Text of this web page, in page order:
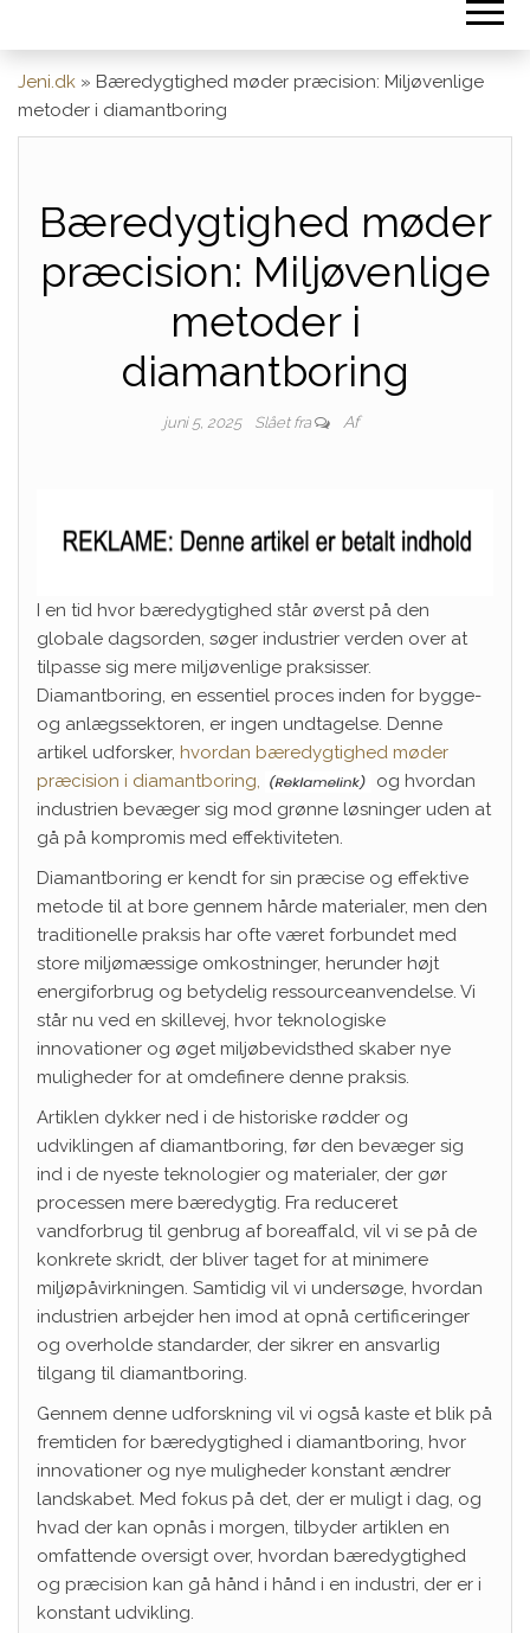
Jeni.dk » Bæredygtighed møder præcision: Miljøvenlige
metoder i diamantboring
Bæredygtighed møder
præcision: Miljøvenlige
metoder i
diamantboring
juni 5, 2025 Slået fra Af
I en tid hvor bæredygtighed står øverst på den
globale dagsorden, søger industrier verden over at
tilpasse sig mere miljøvenlige praksisser.
Diamantboring, en essentiel proces inden for bygge-
og anlægssektoren, er ingen undtagelse. Denne
artikel udforsker, hvordan bæredygtighed møder
præcision i diamantboring,
og hvordan
industrien bevæger sig mod grønne løsninger uden at
gå på kompromis med effektiviteten.
Diamantboring er kendt for sin præcise og effektive
metode til at bore gennem hårde materialer, men den
traditionelle praksis har ofte været forbundet med
store miljømæssige omkostninger, herunder højt
energiforbrug og betydelig ressourceanvendelse. Vi
står nu ved en skillevej, hvor teknologiske
innovationer og øget miljøbevidsthed skaber nye
muligheder for at omdefinere denne praksis.
Artiklen dykker ned i de historiske rødder og
udviklingen af diamantboring, før den bevæger sig
ind i de nyeste teknologier og materialer, der gør
processen mere bæredygtig. Fra reduceret
vandforbrug til genbrug af boreaffald, vil vi se på de
konkrete skridt, der bliver taget for at minimere
miljøpåvirkningen. Samtidig vil vi undersøge, hvordan
industrien arbejder hen imod at opnå certificeringer
og overholde standarder, der sikrer en ansvarlig
tilgang til diamantboring.
Gennem denne udforskning vil vi også kaste et blik på
fremtiden for bæredygtighed i diamantboring, hvor
innovationer og nye muligheder konstant ændrer
landskabet. Med fokus på det, der er muligt i dag, og
hvad der kan opnås i morgen, tilbyder artiklen en
omfattende oversigt over, hvordan bæredygtighed
og præcision kan gå hånd i hånd i en industri, der er i
konstant udvikling.